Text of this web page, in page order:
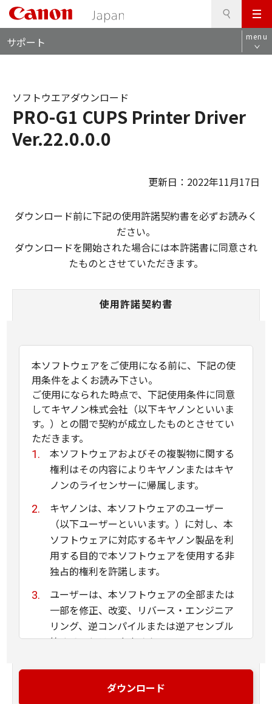
メ
ニ
ュ
サポート menu
PRO-G1 CUPS Printer Driver
Ver.22.0.0.0
ソフトウエアダウンロード
更新日：2022年11月17日
ダウンロード前に下記の使用許諾契約書を必ずお読みく
ださい。
ダウンロードを開始された場合には本許諾書に同意され
たものとさせていただきます。
使用許諾契約書
本ソフトウェアをご使用になる前に、下記の使
用条件をよくお読み下さい。
ご使用になられた時点で、下記使用条件に同意
してキヤノン株式会社（以下キヤノンといいま
す。）との間で契約が成立したものとさせてい
ただきます。
本ソフトウェアおよびその複製物に関する
権利はその内容によりキヤノンまたはキヤ
ノンのライセンサーに帰属します。
キヤノンは、本ソフトウェアのユーザー
（以下ユーザーといいます。）に対し、本
ソフトウェアに対応するキヤノン製品を利
用する目的で本ソフトウェアを使用する非
独占的権利を許諾します。
ユーザーは、本ソフトウェアの全部または
一部を修正、改変、リバース・エンジニア
リング、逆コンパイルまたは逆アセンブル
等することはできません。
ン株式会社およびキヤノンのライセンサー
は、本ソフトウェアがユーザーの特定の目
ダウンロード